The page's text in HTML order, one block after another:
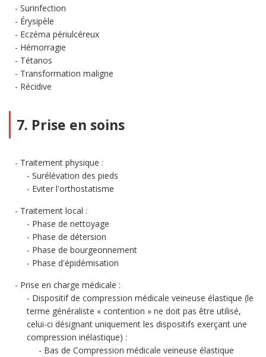
Surinfection
Érysipèle
Eczéma périulcéreux
Hémorragie
Tétanos
Transformation maligne
Récidive
7. Prise en soins
Traitement physique :
Surélévation des pieds
Eviter l'orthostatisme
Traitement local :
Phase de nettoyage
Phase de détersion
Phase de bourgeonnement
Phase d'épidémisation
Prise en charge médicale :
Dispositif de compression médicale veineuse élastique (le
terme généraliste « contention » ne doit pas être utilisé,
celui-ci désignant uniquement les dispositifs exerçant une
compression inélastique) :
Bas de Compression médicale veineuse élastique